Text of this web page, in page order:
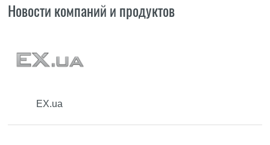
Новости компаний и продуктов
EX.ua